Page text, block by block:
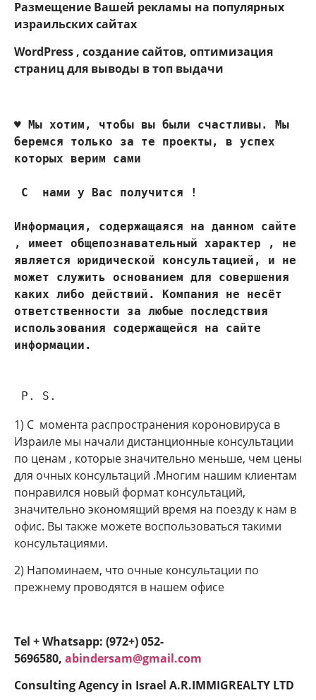
Размещение Вашей рекламы на популярных
израильских сайтах
WordPress , создание сайтов, оптимизация
страниц для выводы в топ выдачи
♥ Мы хотим, чтобы вы были счастливы. Мы
беремся только за те проекты, в успех
которых верим сами
С  нами у Вас получится !
Информация, содержащаяся на данном сайте
, имеет общепознавательный характер , не
является юридической консультацией, и не
может служить основанием для совершения
каких либо действий. Компания не несёт
ответственности за любые последствия
использования содержащейся на сайте
P. S.
1) С момента распространения короновируса в
Израиле мы начали дистанционные консультации
по ценам , которые значительно меньше, чем цены
для очных консультаций .Многим нашим клиентам
понравился новый формат консультаций,
значительно экономящий время на поезду к нам в
офис. Вы также можете воспользоваться такими
консультациями.
2) Напоминаем, что очные консультации по
прежнему проводятся в нашем офисе
Tel + Whatsapp: (972+) 052-
5696580, abindersam@gmail.com
Consulting Agency in Israel A.R.IMMIGREALTY LTD